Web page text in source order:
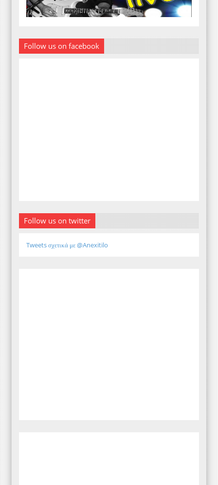
Follow us on facebook
Follow us on twitter
Tweets σχετικά με @Anexitilo